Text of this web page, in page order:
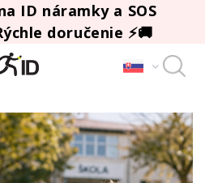
ID náramky a SOS
doručenie ⚡🚚